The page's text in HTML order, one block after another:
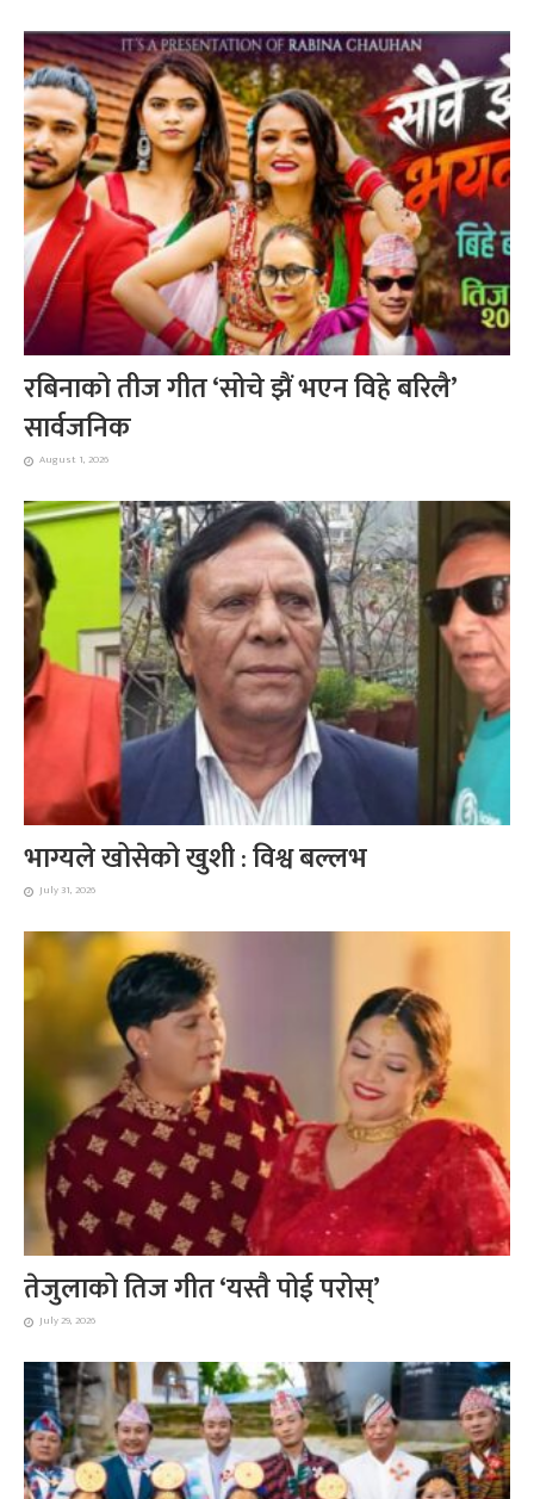
रबिनाको तीज गीत ‘सोचे झैं भएन विहे बरिलै’
सार्वजनिक
August 1, 2026
भाग्यले खोसेको खुशी : विश्व बल्लभ
July 31, 2026
तेजुलाको तिज गीत ‘यस्तै पोई परोस्’
July 29, 2026